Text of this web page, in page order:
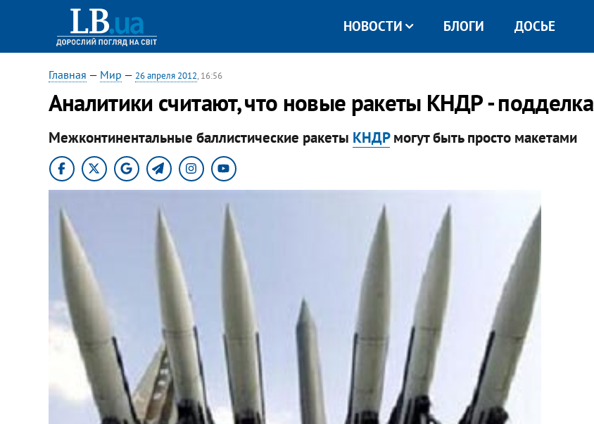
НОВОСТИ БЛОГИ ДОСЬЕ
Главная — Мир — 26 апреля 2012, 16:56
Аналитики считают, что новые ракеты КНДР - подделка
Межконтинентальные баллистические ракеты КНДРмогут быть просто макетами